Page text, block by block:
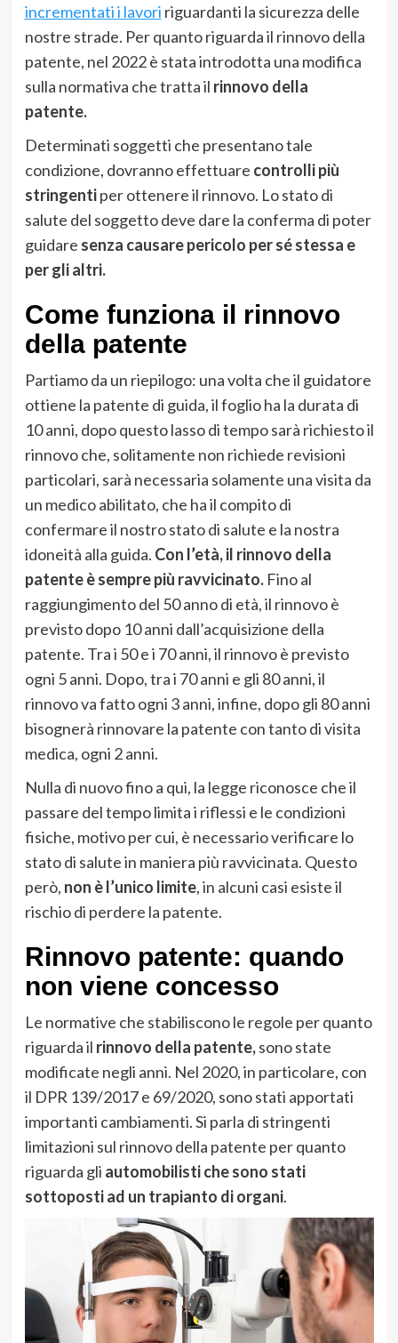
incrementati i lavori riguardanti la sicurezza delle
nostre strade. Per quanto riguarda il rinnovo della
patente, nel 2022 è stata introdotta una modifica
sulla normativa che tratta il rinnovo della
patente.
Determinati soggetti che presentano tale
condizione, dovranno effettuare controlli più
stringentiper ottenere il rinnovo. Lo stato di
salute del soggetto deve dare la conferma di poter
guidare senza causare pericolo per sé stessa e
per gli altri.
Come funziona il rinnovo
della patente
Partiamo da un riepilogo: una volta che il guidatore
ottiene la patente di guida, il foglio ha la durata di
10 anni, dopo questo lasso di tempo sarà richiesto il
rinnovo che, solitamente non richiede revisioni
particolari, sarà necessaria solamente una visita da
un medico abilitato, che ha il compito di
confermare il nostro stato di salute e la nostra
idoneità alla guida. Con l’età, il rinnovo della
patente è sempre più ravvicinato.Fino al
raggiungimento del 50 anno di età, il rinnovo è
previsto dopo 10 anni dall’acquisizione della
patente. Tra i 50 e i 70 anni, il rinnovo è previsto
ogni 5 anni. Dopo, tra i 70 anni e gli 80 anni, il
rinnovo va fatto ogni 3 anni, infine, dopo gli 80 anni
bisognerà rinnovare la patente con tanto di visita
medica, ogni 2 anni.
Nulla di nuovo fino a qui, la legge riconosce che il
passare del tempo limita i riflessi e le condizioni
fisiche, motivo per cui, è necessario verificare lo
stato di salute in maniera più ravvicinata. Questo
però, non è l’unico limite, in alcuni casi esiste il
rischio di perdere la patente.
Rinnovo patente: quando
non viene concesso
Le normative che stabiliscono le regole per quanto
riguarda il rinnovo della patente,sono state
modificate negli anni. Nel 2020, in particolare, con
il DPR 139/2017 e 69/2020, sono stati apportati
importanti cambiamenti. Si parla di stringenti
limitazioni sul rinnovo della patente per quanto
riguarda gli automobilisti che sono stati
sottoposti ad un trapianto di organi.